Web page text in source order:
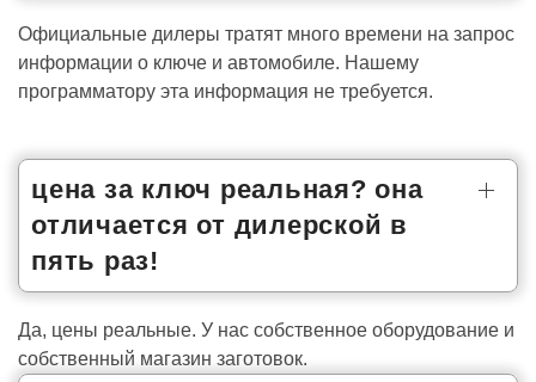
Официальные дилеры тратят много времени на запрос
информации о ключе и автомобиле. Нашему
программатору эта информация не требуется.
цена за ключ реальная? она
отличается от дилерской в
пять раз!
Да, цены реальные. У нас собственное оборудование и
собственный магазин заготовок.